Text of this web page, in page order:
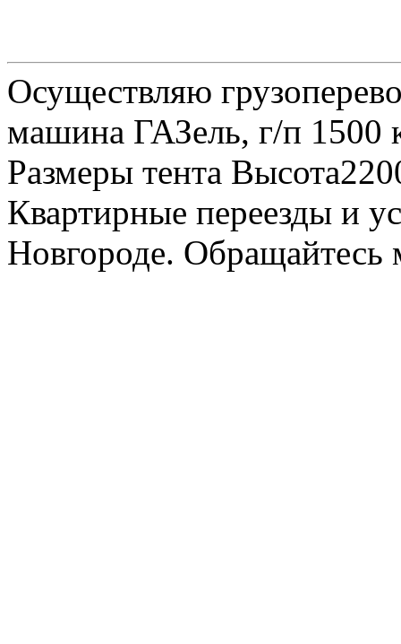
Осуществляю
машина ГАЗель, г/п 1500
Размеры тента
Квартирные переезды и
Новгороде.